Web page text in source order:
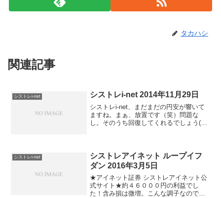
タカハシ
関連記事
シストレi-net シストレi-net 2014年11月29日
シストレi-net、まだまだの円安が響いて
ますね。まぁ、放置です（笑）問題な
し。そのうち回復してくれるでしょう(￣
シストレi-net
シストレアイネット ループイフ
ダン 2016年3月5日
★アイネット証券 シストレアイネット公
式サイト★約４６０００円の利益でし
た！含み損は微増。こんな調子なので、